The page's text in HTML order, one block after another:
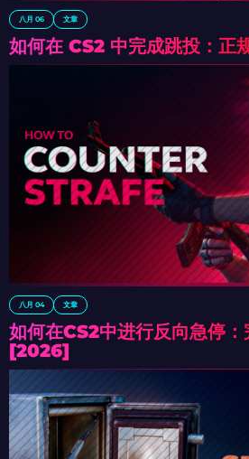
八月 06 文章
如何在 CS2 中完成跳投：正
八月 04 文章
如何在CS2中进行反向急停：
[2026]